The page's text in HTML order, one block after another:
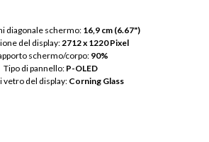
diagonale schermo: 16,9 cm (6.67")
del display: 2712 x 1220 Pixel
schermo/corpo: 90%
Tipo di pannello: P-OLED
vetro del display: Corning Glass